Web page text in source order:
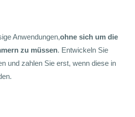
Anwendungen,ohne sich um die
zu müssen. Entwickeln Sie
und zahlen Sie erst, wenn diese in